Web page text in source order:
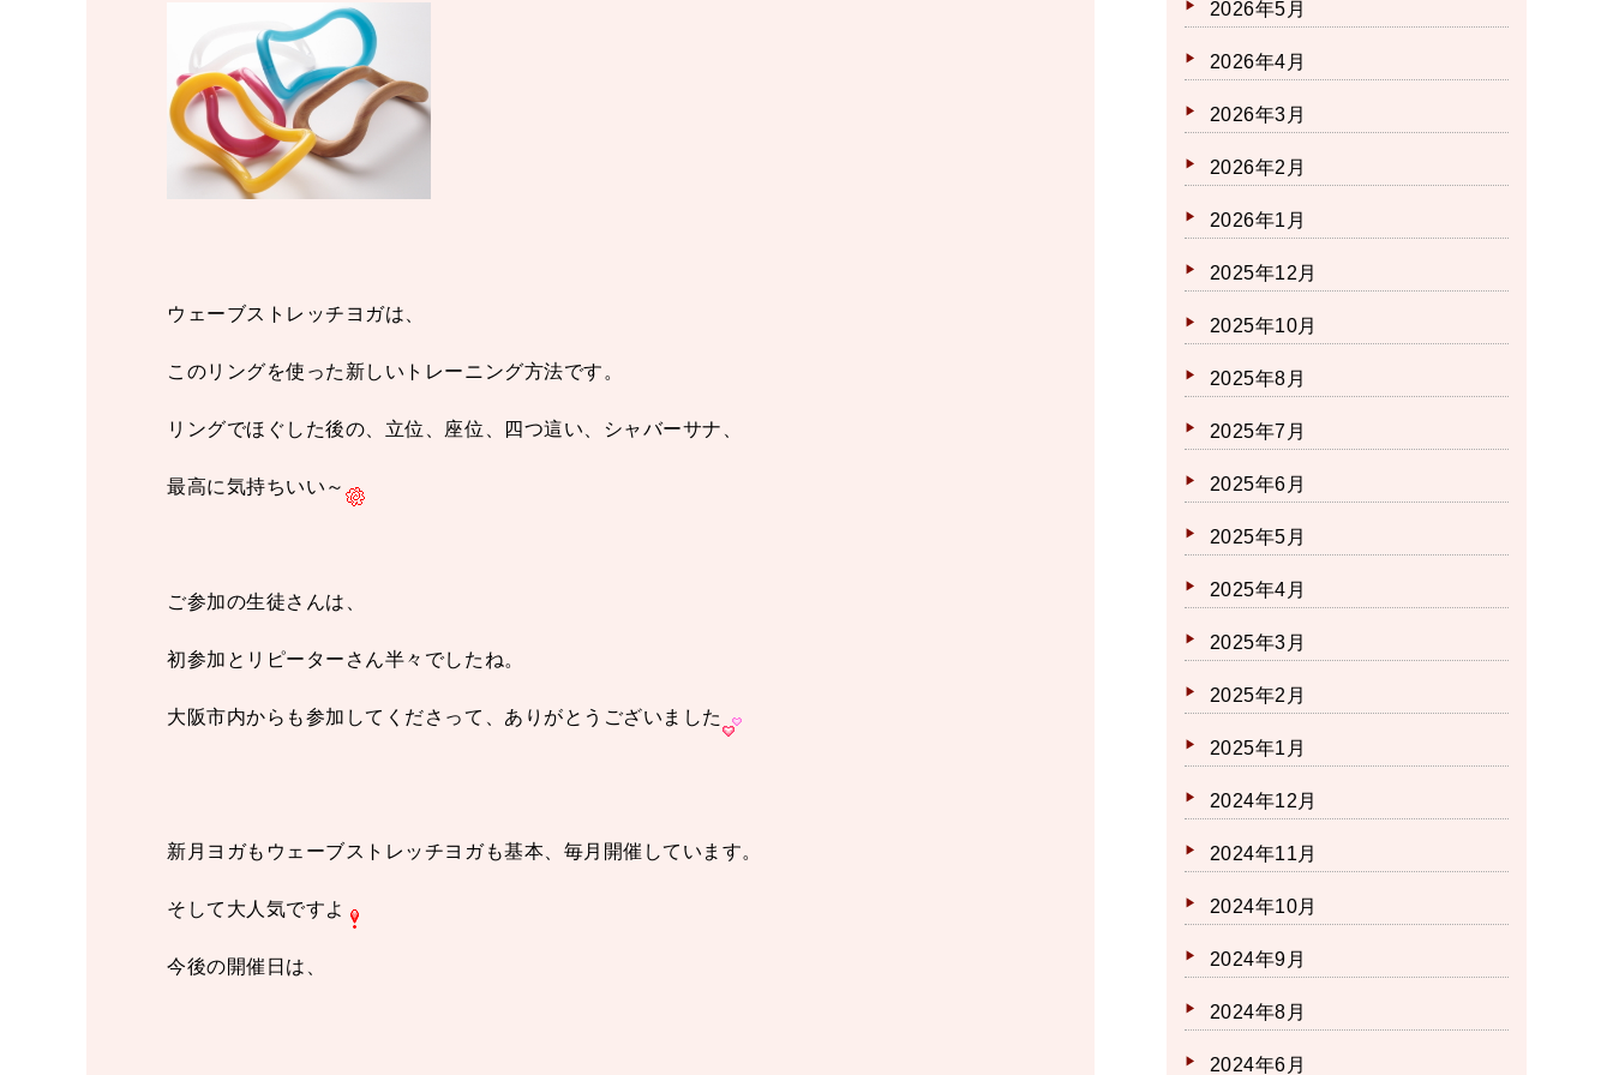
ウェーブストレッチヨガは、
このリングを使った新しいトレーニング方法です。
リングでほぐした後の、立位、座位、四つ這い、シャバーサナ、
最高に気持ちいい～
ご参加の生徒さんは、
初参加とリピーターさん半々でしたね。
大阪市内からも参加してくださって、ありがとうございました
新月ヨガもウェーブストレッチヨガも基本、毎月開催しています。
そして大人気ですよ
今後の開催日は、
2026年5月
2026年4月
2026年3月
2026年2月
2026年1月
2025年12月
2025年10月
2025年8月
2025年7月
2025年6月
2025年5月
2025年4月
2025年3月
2025年2月
2025年1月
2024年12月
2024年11月
2024年10月
2024年9月
2024年8月
2024年6月